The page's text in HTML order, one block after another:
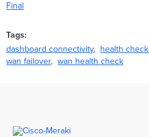
Final
Tags
dashboard connectivity
health check
wan failover
wan health check